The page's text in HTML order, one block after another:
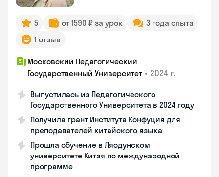
5 от 1590 ₽ за урок
3 года опыта
1 отзыв
Московский Педагогический
Государственный Университет • 2024 г.
Выпустилась из Педагогического
Государственного Университета в 2024 году
Получила грант Института Конфуция для
преподавателей китайского языка
Прошла обучение в Ляодунском
университете Китая по международной
программе